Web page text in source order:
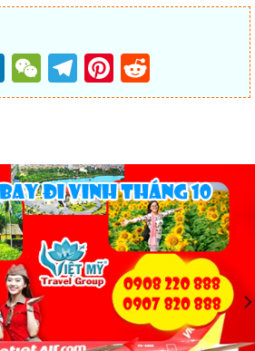
LinkedIn
WeChat
Telegram
Pinterest